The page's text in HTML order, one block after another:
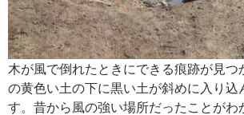
木が風で倒れたときにできる痕跡が見つ
の黄色い土の下に黒い土が斜めに入り込
す。昔から風の強い場所だったことがわ